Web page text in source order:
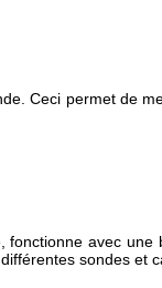
Ceci permet de
fonctionne avec
sondes et